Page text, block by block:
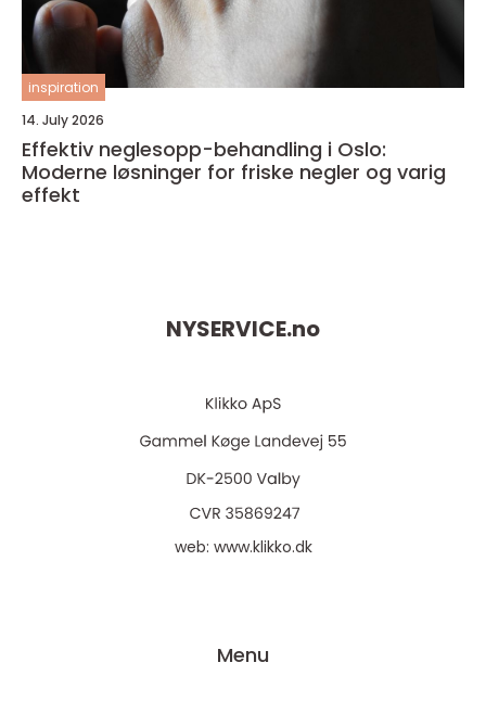
inspiration
14. July 2026
Effektiv neglesopp-behandling i Oslo:
Moderne løsninger for friske negler og varig
effekt
NYSERVICE.no
web: www.klikko.dk
Menu